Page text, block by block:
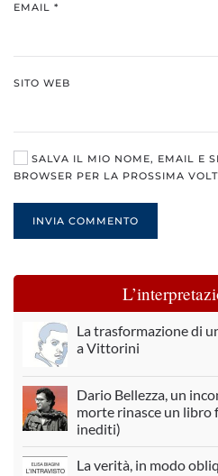
EMAIL *
SITO WEB
SALVA IL MIO NOME, EMAIL E
BROWSER PER LA PROSSIMA
INVIA COMMENTO
La trasformazione di
a Vittorini
Dario Bellezza, un
morte rinasce un libro
inediti)
La verità, in modo